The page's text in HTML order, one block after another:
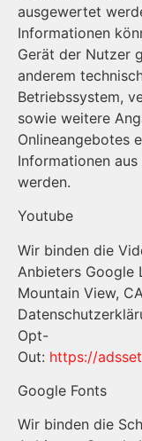
ausgewertet
Informationen
Gerät der Nutzer
anderem
Betriebssystem,
sowie weitere
Onlineangebotes
Informationen
werden.
Youtube
Wir binden die
Anbieters Google
Mountain View,
Opt-
Out: https://
Google Fonts
Wir binden die